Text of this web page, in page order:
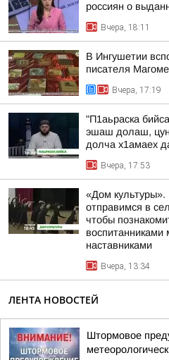
россиян о
Вчера, 18:11
В Ингушетии
писателя
Вчера, 17:19
"П1аьраска
эшаш долаш,
долча х1амаех
Вчера, 17:53
«Дом
отправимся в
чтобы
воспитанниками
наставниками
Вчера, 13:34
ЛЕНТА НОВОСТЕЙ
Штормовое